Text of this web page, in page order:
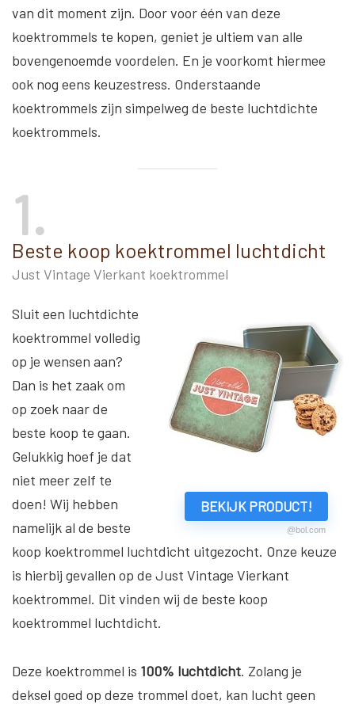
van dit moment zijn. Door voor één van deze
koektrommels te kopen, geniet je ultiem van alle
bovengenoemde voordelen. En je voorkomt hiermee
ook nog eens keuzestress. Onderstaande
koektrommels zijn simpelweg de beste luchtdichte
koektrommels.
1
Beste koop koektrommel luchtdicht
Just Vintage Vierkant koektrommel
BEKIJK PRODUCT!
@bol.com
Sluit een luchtdichte
koektrommel volledig
op je wensen aan?
Dan is het zaak om
op zoek naar de
beste koop te gaan.
Gelukkig hoef je dat
niet meer zelf te
doen! Wij hebben
namelijk al de beste
koop koektrommel luchtdicht uitgezocht. Onze keuze
is hierbij gevallen op de Just Vintage Vierkant
koektrommel. Dit vinden wij de beste koop
koektrommel luchtdicht.
Deze koektrommel is 100% luchtdicht. Zolang je
deksel goed op deze trommel doet, kan lucht geen